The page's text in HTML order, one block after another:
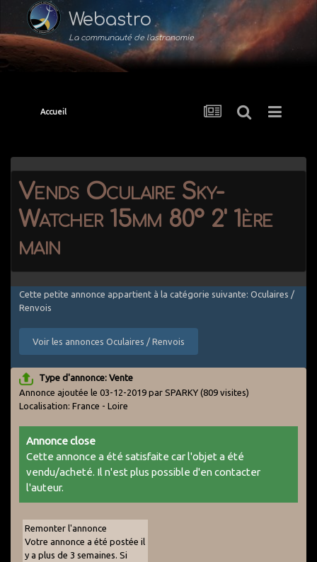
Webastro
La communauté de l'astronomie
Accueil
Vends Oculaire Sky-
Watcher 15mm 80° 2' 1ère
main
Cette petite annonce appartient à la catégorie suivante: Oculaires /
Renvois
Voir les annonces Oculaires / Renvois
Type d'annonce: Vente
Annonce ajoutée le 03-12-2019 par SPARKY (809 visites)
Localisation: France - Loire
Annonce close
Cette annonce a été satisfaite car l'objet a été
vendu/acheté. Il n'est plus possible d'en contacter
l'auteur.
Remonter l'annonce
Votre annonce a été postée il
y a plus de 3 semaines. Si